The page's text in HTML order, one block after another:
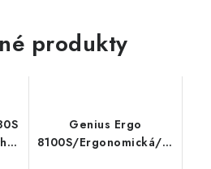
produkty
+
Genius Ergo
8100S/Ergonomická/